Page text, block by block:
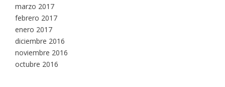
marzo 2017
febrero 2017
enero 2017
diciembre 2016
noviembre 2016
octubre 2016